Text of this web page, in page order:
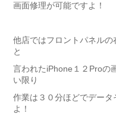
画面修理が可能ですよ！
他店ではフロントパネル
と
言われたiPhone１２Proの
い限り
作業は３０分ほどでデー
よ！